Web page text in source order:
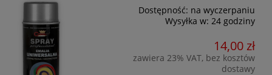
Dostępność: na wyczerpaniu
Wysyłka w: 24 godziny
14,00 zł
zawiera 23% VAT, bez kosztów
dostawy